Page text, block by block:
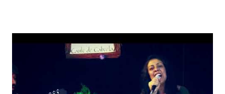
ouvi-la com atenção, pois sentia que pela meiguice no olhar
dali sairia muita emoção. A canção escolhida não foi das
mais fáceis de se cantar: Trem das Cores de Caetano Veloso
embora linda, na minha opinião é desafiadora por ser cheia